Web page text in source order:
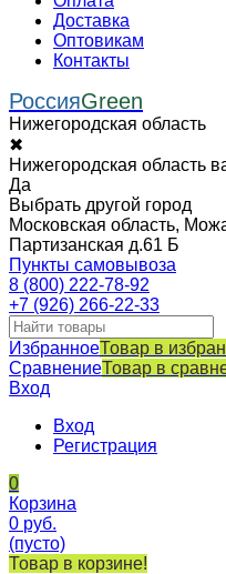
Доставка
Оптовикам
Контакты
РоссияGreen
Нижегородская область
✖
Нижегородская область
Да
Выбрать другой город
Московская область,
Партизанская д.61 Б
Пункты самовывоза
8 (800) 222-78-92
+7 (926) 266-22-33
ИзбранноеТовар в
СравнениеТовар в
Вход
Вход
Регистрация
0
Корзина
0 руб.
(пусто)
Товар в корзине!